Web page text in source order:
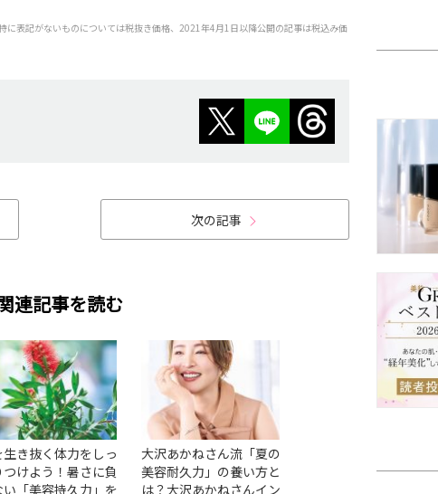
表記がないものについては税抜き価格、2021年4月1日以降公開の記事は税込み価
次の記事
連記事を読む
生き抜く体力をしっ
けよう！暑さに負
い「美容持久力」を
大沢あかねさん流「夏の
美容耐久力」の養い方と
は？大沢あかねさんイン
ーティン7選｜肌・心・